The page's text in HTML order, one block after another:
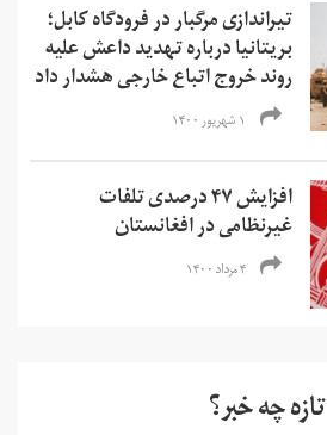
تیراندازی مرگبار در فرودگاه کابل؛
بریتانیا درباره تهدید داعش علیه
روند خروج اتباع خارجی هشدار داد
۱ شهریور ۱۴۰۰
افزایش ۴۷ درصدی تلفات
غیرنظامی در افغانستان
۴ مرداد ۱۴۰۰
تازه چه خبر؟